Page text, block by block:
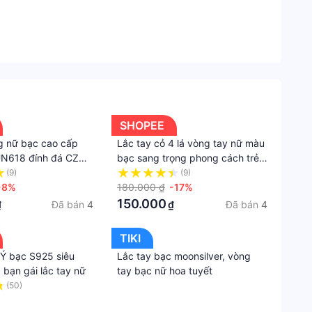
phẩm, 100% GIỐNG ẢNH).
giống ảnh, sai sản phẩm )
qua Airpay. Trong trường hợp bạn không được
nữ bạc cao cấp
đính đá CZ
trọng freesize
(9)
Đã bán 4
SHOPEE
Lắc tay cỏ 4 lá vòng tay nữ màu
bạc sang trọng phong cách trẻ
trung làm quà tặng Larme
accessories -VT0167
(9)
180.000 ₫ -17%
150.000₫ Đã bán 4
bạc S925 siêu
bạn gái lắc tay nữ
(50)
TIKI
Lắc tay bạc moonsilver, vòng
tay bạc nữ hoa tuyết